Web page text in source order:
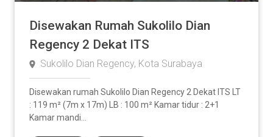
Disewakan Rumah Sukolilo Dian
Regency 2 Dekat ITS
Sukolilo Dian Regency, Kota Surabaya
Disewakan rumah Sukolilo Dian Regency 2 Dekat ITS LT
: 119 m² (7m x 17m) LB : 100 m² Kamar tidur : 2+1
Kamar mandi...